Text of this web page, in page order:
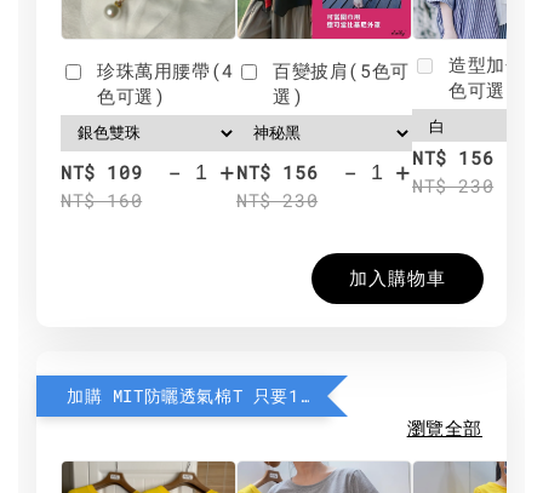
珍珠萬用腰帶(4
色可選)
NT$ 109
NT$ 160
- +
百變披肩(5色可
選)
NT$ 156
NT$ 230
- +
造型加分
色可選)
NT$ 156
NT$ 230
加入購物車
加購 MIT防曬透氣棉T 只要190元
瀏覽全部